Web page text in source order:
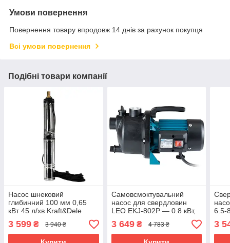
Умови повернення
Повернення товару впродовж 14 днів за рахунок покупця
Всі умови повернення
Подібні товари компанії
Насос шнековий
глибинний 100 мм 0,65
кВт 45 л/хв Kraft&Dele
KD1703 глибинний
потужний насос
3 599 ₴ 3 940 ₴
Самовсмоктувальний
насос для свердловин
LEO EKJ-802P — 0.8 кВт,
пластик, Hmax 38 м, Qmax
58 л/хв
3 649₴ 4 783 ₴
6.5-
3